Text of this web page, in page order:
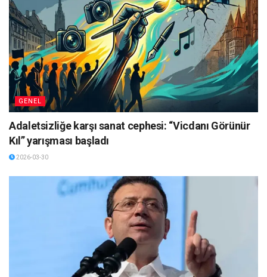
GENEL
Adaletsizliğe karşı sanat cephesi: “Vicdanı Görünür
Kıl” yarışması başladı
2026-03-30